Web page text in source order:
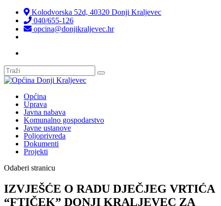
Kolodvorska 52d, 40320 Donji Kraljevec
040/655-126
opcina@donjikraljevec.hr
Općina
Uprava
Javna nabava
Komunalno gospodarstvo
Javne ustanove
Poljoprivreda
Dokumenti
Projekti
Odaberi stranicu
IZVJEŠĆE O RADU DJEČJEG VRTIĆA
“FTIČEK” DONJI KRALJEVEC ZA